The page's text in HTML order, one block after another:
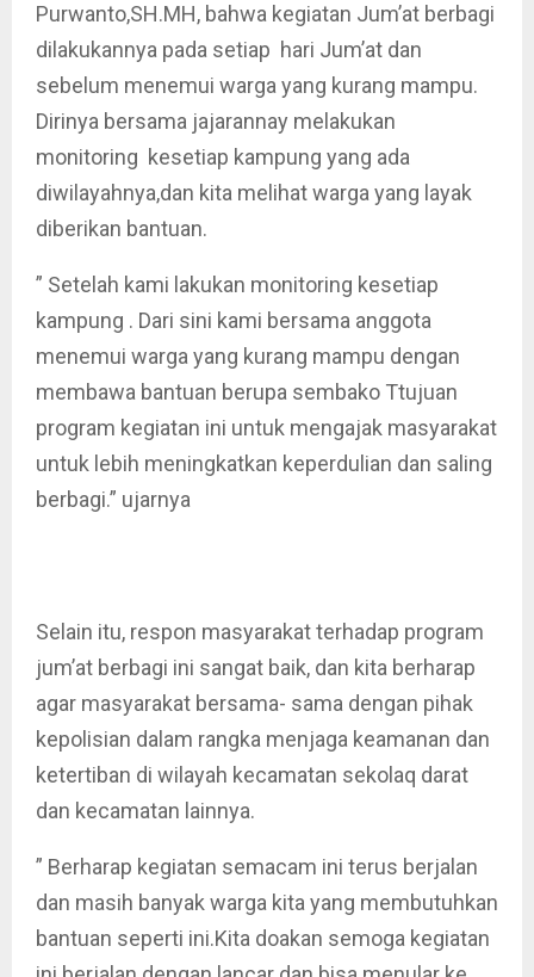
Purwanto,SH.MH, bahwa kegiatan Jum’at berbagi
dilakukannya pada setiap hari Jum’at dan
sebelum menemui warga yang kurang mampu.
Dirinya bersama jajarannay melakukan
monitoring kesetiap kampung yang ada
diwilayahnya,dan kita melihat warga yang layak
diberikan bantuan.
” Setelah kami lakukan monitoring kesetiap
kampung . Dari sini kami bersama anggota
menemui warga yang kurang mampu dengan
membawa bantuan berupa sembako Ttujuan
program kegiatan ini untuk mengajak masyarakat
untuk lebih meningkatkan keperdulian dan saling
berbagi.” ujarnya
Selain itu, respon masyarakat terhadap program
jum’at berbagi ini sangat baik, dan kita berharap
agar masyarakat bersama- sama dengan pihak
kepolisian dalam rangka menjaga keamanan dan
ketertiban di wilayah kecamatan sekolaq darat
dan kecamatan lainnya.
” Berharap kegiatan semacam ini terus berjalan
dan masih banyak warga kita yang membutuhkan
bantuan seperti ini.Kita doakan semoga kegiatan